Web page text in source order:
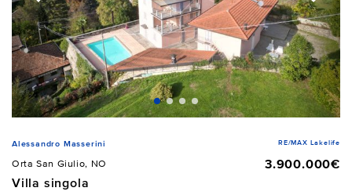
Alessandro Masserini RE/MAX Lakelife
Orta San Giulio, NO
3.900.000€
Villa singola